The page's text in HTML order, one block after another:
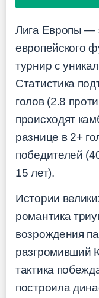
Лига Европы —
европейского
турнир с
Статистика
голов (2.8
происходят
разнице в 2+
победителей
15 лет).
Истории
романтика
возрождения
разгромивший
тактика
построила